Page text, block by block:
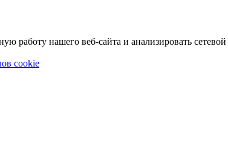
работу нашего веб-сайта и анализировать
cookie